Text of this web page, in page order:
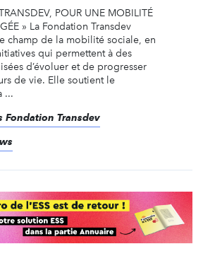
POUR UNE MOBILITÉ
» La Fondation Transdev
champ de la mobilité sociale, en
qui permettent à des
d’évoluer et de progresser
de vie. Elle soutient le
...
Fondation Transdev